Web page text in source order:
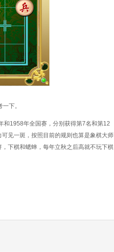
下。
和1958年全国赛，分别获得第7名和第12
见一斑，按照目前的规则也算是象棋大师
下棋和蟋蟀，每年立秋之后高就不玩下棋